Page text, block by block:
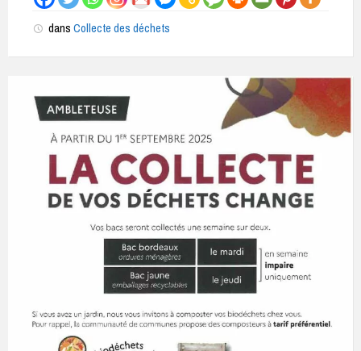
dans Collecte des déchets